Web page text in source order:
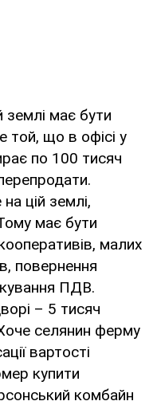
землі має бути
той, що в офісі у
по 100 тисяч
цій землі,
має бути
малих
повернення
ПДВ.
– 5 тисяч
селянин ферму
вартості
купити
комбайн